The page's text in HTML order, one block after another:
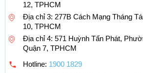
12, TPHCM
Địa chỉ 3: 277B Cách Mạng Tháng
10, TPHCM
Địa chỉ 4: 571 Huỳnh Tấn Phát,
Quận 7, TPHCM
Hotline: 1900 1829